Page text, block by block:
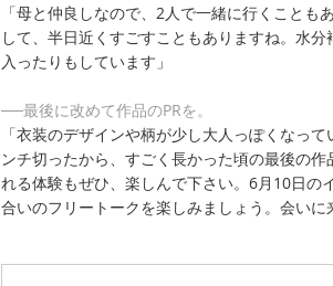
「母と仲良しなので、2人で一緒に行くこと
して、半日近くすごすこともありますね。水
入ったりもしています」
──最後に改めて作品のPRを。
「衣装のデザインや柄が少し大人っぽくなっ
ンチ切ったから、すごく長かった頃の最後の
れる体験もぜひ、楽しんで下さい。6月10日の
合いのフリートークを楽しみましょう。会いに